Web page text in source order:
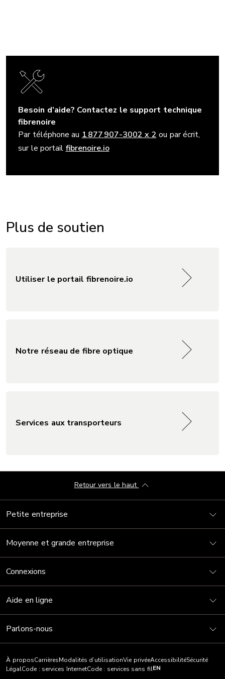
Besoin d’aide? Contactez le support technique
fibrenoire
Par téléphone au 1 877 907-3002 x 2 ou par écrit,
sur le portail fibrenoire.io
Plus de soutien
Utiliser le portail fibrenoire.io
Notre réseau de fibre optique
Services aux transporteurs
Petite entreprise
Moyenne et grande entreprise
Connexions
Aide en ligne
Parlons-nous
Retour vers le haut
À proposCarrièresModalités d’utilisationVie privéeAccessibilitéSécurité
LégalCode : services InternetCode : services sans filEN